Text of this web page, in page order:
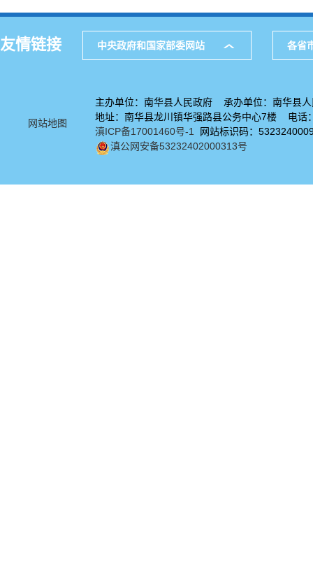
友情链接 中央政府和国家部委网站 各省
网站地图
主办单位：南华县人民政府 承办单位：南华县人
地址：南华县龙川镇华强路县公务中心7楼 电
滇ICP备17001460号-1
网站标识码：
滇公网安备53232402000313号